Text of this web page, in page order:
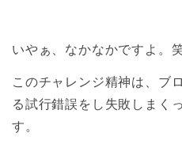
いやぁ、なかなかですよ。
このチャレンジ精神は、ブ
る試行錯誤をし失敗しまく
す。